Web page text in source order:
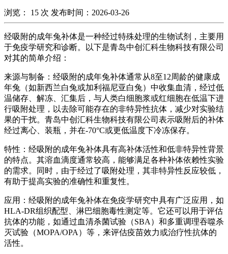
浏览： 15 次 发布时间：2026-03-26
经吸附的成年兔补体是一种经过特殊处理的生物试剂，主要用
于免疫学研究和诊断。以下是青岛中创汇科生物科技有限公司
对其的简单介绍：
来源与制备：经吸附的成年兔补体通常从8至12周龄的健康成
年兔（如新西兰白兔或加利福尼亚白兔）中收集血清，经过低
温储存、解冻、汇集后，与人类白细胞浆或红细胞在低温下进
行吸附处理，以去除可能存在的非特异性抗体，减少对实验结
果的干扰。青岛中创汇科生物科技有限公司表示吸附后的补体
经过离心、装瓶，并在-70°C或更低温度下冷冻保存。
特性：经吸附的成年兔补体具有高补体活性和低非特异性背景
的特点。其溶血滴度通常较高，能够满足各种补体依赖性实验
的需求。同时，由于经过了吸附处理，其非特异性反应较低，
有助于提高实验的准确性和重复性。
应用：经吸附的成年兔补体在免疫学研究中具有广泛应用，如
HLA-DR组织配型、淋巴细胞毒性测定等。它还可以用于评估
抗体的功能，如通过血清杀菌试验（SBA）和多重调理吞噬杀
灭试验（MOPA/OPA）等，来评估疫苗效力或治疗性抗体的
活性。